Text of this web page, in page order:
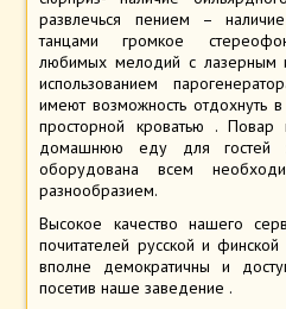
развлечься пением –
танцами громкое
любимых мелодий с лазерным
использованием
имеют возможность отдохнуть
просторной кроватью . Повар
домашнюю еду для гостей
оборудована всем
разнообразием.
Высокое качество нашего
почитателей русской и
вполне демократичны и
посетив наше заведение .